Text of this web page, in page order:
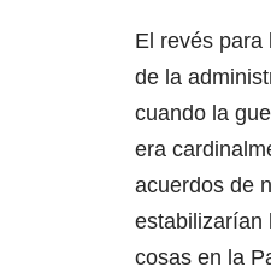
El revés para
de la
cuando la
era
acuerdos de
estabilizarían
cosas en la